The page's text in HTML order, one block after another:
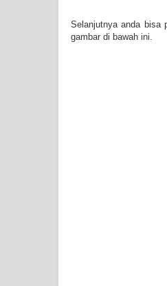
Selanjutnya anda bisa
gambar di bawah ini.